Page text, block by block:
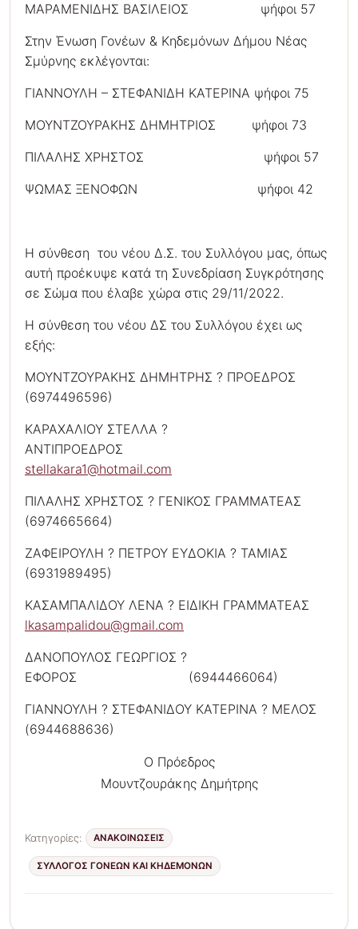
ΜΑΡΑΜΕΝΙΔΗΣ ΒΑΣΙΛΕΙΟΣ ψήφοι 57
Στην Ένωση Γονέων & Κηδεμόνων Δήμου Νέας
Σμύρνης εκλέγονται:
ΓΙΑΝΝΟΥΛΗ – ΣΤΕΦΑΝΙΔΗ ΚΑΤΕΡΙΝΑ ψήφοι 75
ΜΟΥΝΤΖΟΥΡΑΚΗΣ ΔΗΜΗΤΡΙΟΣ ψήφοι 73
ΠΙΛΑΛΗΣ ΧΡΗΣΤΟΣ ψήφοι 57
ΨΩΜΑΣ ΞΕΝΟΦΩΝ ψήφοι 42
Η σύνθεση του νέου Δ.Σ. του Συλλόγου μας, όπως
αυτή προέκυψε κατά τη Συνεδρίαση Συγκρότησης
σε Σώμα που έλαβε χώρα στις 29/11/2022.
Η σύνθεση του νέου ΔΣ του Συλλόγου έχει ως
εξής:
ΜΟΥΝΤΖΟΥΡΑΚΗΣ ΔΗΜΗΤΡΗΣ ? ΠΡΟΕΔΡΟΣ
(6974496596)
ΚΑΡΑΧΑΛΙΟΥ ΣΤΕΛΛΑ ?
ΑΝΤΙΠΡΟΕΔΡΟΣ
stellakara1@hotmail.com
ΠΙΛΑΛΗΣ ΧΡΗΣΤΟΣ ? ΓΕΝΙΚΟΣ ΓΡΑΜΜΑΤΕΑΣ
(6974665664)
ΖΑΦΕΙΡΟΥΛΗ ? ΠΕΤΡΟΥ ΕΥΔΟΚΙΑ ? ΤΑΜΙΑΣ
(6931989495)
ΚΑΣΑΜΠΑΛΙΔΟΥ ΛΕΝΑ ? ΕΙΔΙΚΗ ΓΡΑΜΜΑΤΕΑΣ
lkasampalidou@gmail.com
ΔΑΝΟΠΟΥΛΟΣ ΓΕΩΡΓΙΟΣ ?
ΕΦΟΡΟΣ (6944466064)
ΓΙΑΝΝΟΥΛΗ ? ΣΤΕΦΑΝΙΔΟΥ ΚΑΤΕΡΙΝΑ ? ΜΕΛΟΣ
(6944688636)
Ο Πρόεδρος
Μουντζουράκης Δημήτρης
Κατηγορίες: ΑΝΑΚΟΙΝΩΣΕΙΣ
ΣΎΛΛΟΓΟΣ ΓΟΝΈΩΝ ΚΑΙ ΚΗΔΕΜΌΝΩΝ